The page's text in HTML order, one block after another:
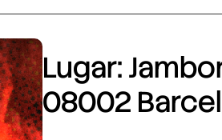
Lugar:
08002